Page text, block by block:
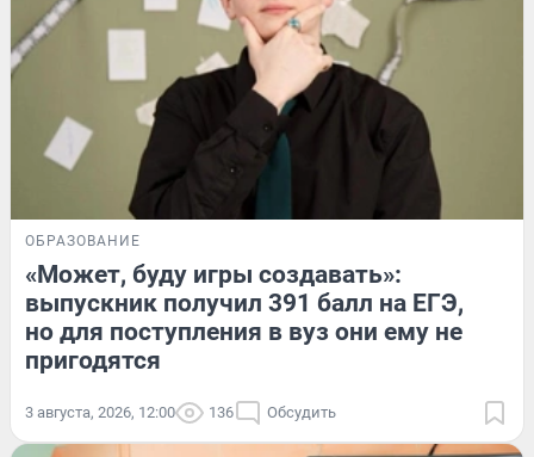
ОБРАЗОВАНИЕ
«Может, буду игры создавать»:
выпускник получил 391 балл на ЕГЭ,
но для поступления в вуз они ему не
пригодятся
3 августа, 2026, 12:00 136 Обсудить